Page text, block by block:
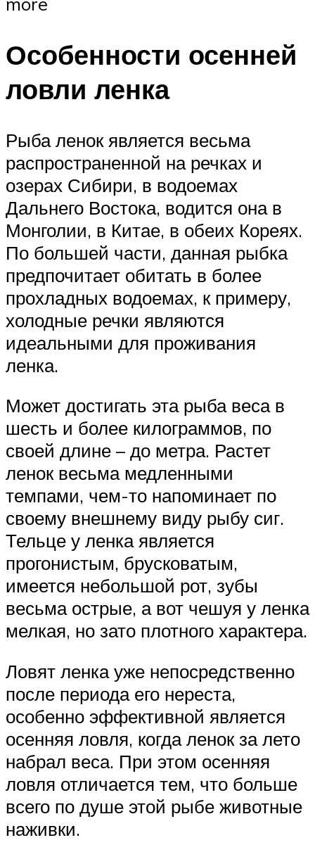
Особенности осенней
ловли ленка
Рыба ленок является весьма
распространенной на речках и
озерах Сибири, в водоемах
Дальнего Востока, водится она в
Монголии, в Китае, в обеих Кореях.
По большей части, данная рыбка
предпочитает обитать в более
прохладных водоемах, к примеру,
холодные речки являются
идеальными для проживания
ленка.
Может достигать эта рыба веса в
шесть и более килограммов, по
своей длине – до метра. Растет
ленок весьма медленными
темпами, чем-то напоминает по
своему внешнему виду рыбу сиг.
Тельце у ленка является
прогонистым, брусковатым,
имеется небольшой рот, зубы
весьма острые, а вот чешуя у ленка
мелкая, но зато плотного характера.
Ловят ленка уже непосредственно
после периода его нереста,
особенно эффективной является
осенняя ловля, когда ленок за лето
набрал веса. При этом осенняя
ловля отличается тем, что больше
всего по душе этой рыбе животные
наживки.